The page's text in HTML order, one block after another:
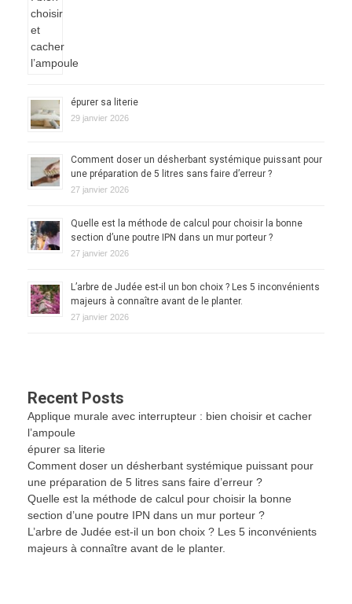
épurer sa literie
29 janvier 2026
Comment doser un désherbant systémique puissant pour
une préparation de 5 litres sans faire d’erreur ?
27 janvier 2026
Quelle est la méthode de calcul pour choisir la bonne
section d’une poutre IPN dans un mur porteur ?
27 janvier 2026
L’arbre de Judée est-il un bon choix ? Les 5 inconvénients
majeurs à connaître avant de le planter.
27 janvier 2026
Recent Posts
Applique murale avec interrupteur : bien choisir et cacher
l’ampoule
épurer sa literie
Comment doser un désherbant systémique puissant pour
une préparation de 5 litres sans faire d’erreur ?
Quelle est la méthode de calcul pour choisir la bonne
section d’une poutre IPN dans un mur porteur ?
L’arbre de Judée est-il un bon choix ? Les 5 inconvénients
majeurs à connaître avant de le planter.